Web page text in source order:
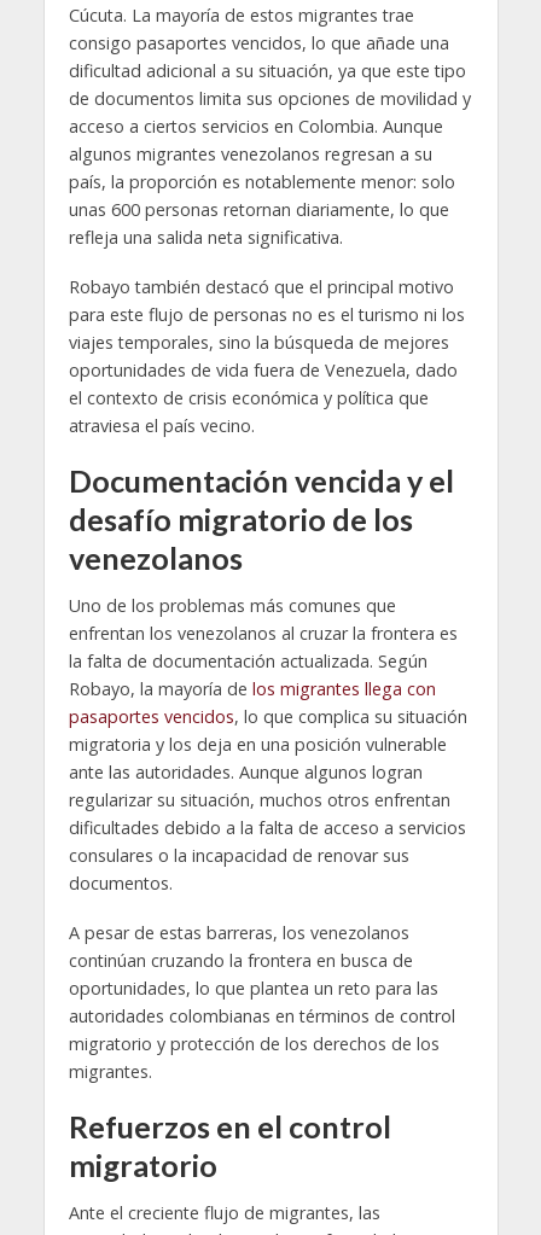
Cúcuta. La mayoría de estos migrantes trae
consigo pasaportes vencidos, lo que añade una
dificultad adicional a su situación, ya que este tipo
de documentos limita sus opciones de movilidad y
acceso a ciertos servicios en Colombia. Aunque
algunos migrantes venezolanos regresan a su
país, la proporción es notablemente menor: solo
unas 600 personas retornan diariamente, lo que
refleja una salida neta significativa.
Robayo también destacó que el principal motivo
para este flujo de personas no es el turismo ni los
viajes temporales, sino la búsqueda de mejores
oportunidades de vida fuera de Venezuela, dado
el contexto de crisis económica y política que
atraviesa el país vecino.
Documentación vencida y el
desafío migratorio de los
venezolanos
Uno de los problemas más comunes que
enfrentan los venezolanos al cruzar la frontera es
la falta de documentación actualizada. Según
Robayo, la mayoría de los migrantes llega con
pasaportes vencidos, lo que complica su situación
migratoria y los deja en una posición vulnerable
ante las autoridades. Aunque algunos logran
regularizar su situación, muchos otros enfrentan
dificultades debido a la falta de acceso a servicios
consulares o la incapacidad de renovar sus
documentos.
A pesar de estas barreras, los venezolanos
continúan cruzando la frontera en busca de
oportunidades, lo que plantea un reto para las
autoridades colombianas en términos de control
migratorio y protección de los derechos de los
migrantes.
Refuerzos en el control
migratorio
Ante el creciente flujo de migrantes, las